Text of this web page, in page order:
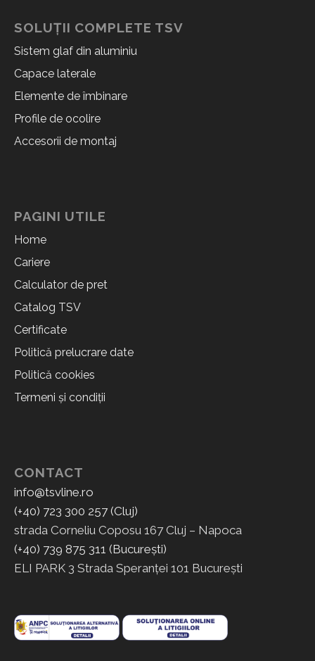
SOLUȚII COMPLETE TSV
Sistem glaf din aluminiu
Capace laterale
Elemente de îmbinare
Profile de ocolire
Accesorii de montaj
PAGINI UTILE
Home
Cariere
Calculator de pret
Catalog TSV
Certificate
Politică prelucrare date
Politică cookies
Termeni și condiții
CONTACT
info@tsvline.ro
(+40) 723 300 257 (Cluj)
strada Corneliu Coposu 167 Cluj – Napoca
(+40) 739 875 311 (București)
ELI PARK 3 Strada Speranței 101 București